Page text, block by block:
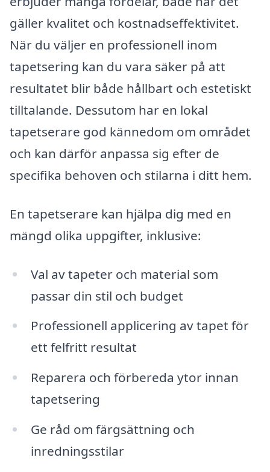
gäller kvalitet och kostnadseffektivitet.
När du väljer en professionell inom
tapetsering kan du vara säker på att
resultatet blir både hållbart och estetiskt
tilltalande. Dessutom har en lokal
tapetserare god kännedom om området
och kan därför anpassa sig efter de
specifika behoven och stilarna i ditt hem.
En tapetserare kan hjälpa dig med en
mängd olika uppgifter, inklusive:
Val av tapeter och material som
passar din stil och budget
Professionell applicering av tapet för
ett felfritt resultat
Reparera och förbereda ytor innan
tapetsering
Ge råd om färgsättning och
inredningsstilar